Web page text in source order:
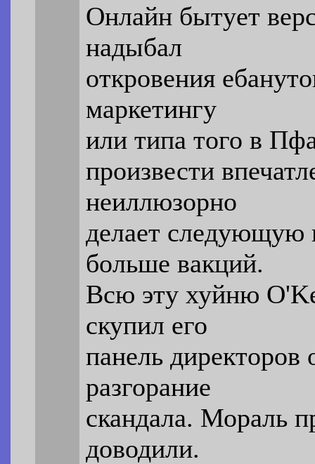
Онлайн бытует
надыбал
откровения
маркетингу
или типа того в
произвести
неиллюзорно
делает следующую
больше вакций.
Всю эту хуйню
скупил его
панель
разгорание
скандала. Мораль
доводили.